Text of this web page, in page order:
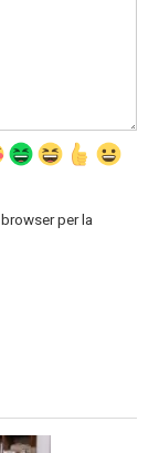
per la